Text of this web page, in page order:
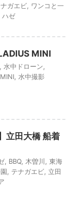
ガエビ ワンコと一
ハゼ
MINI
水中ドローン
水中撮影
立田大橋 船着
BBQ 木曽川
東海
テナガエビ 立田